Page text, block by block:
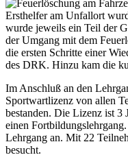
Ersthelfer am Unfallort
wurde jeweils ein Teil der
der Umgang mit dem
die ersten Schritte einer
des DRK. Hinzu kam die
Im Anschluß an den
Sportwartlizenz von allen
bestanden. Die Lizenz ist 3
einen
Lehrgang an. Mit 22
besucht.